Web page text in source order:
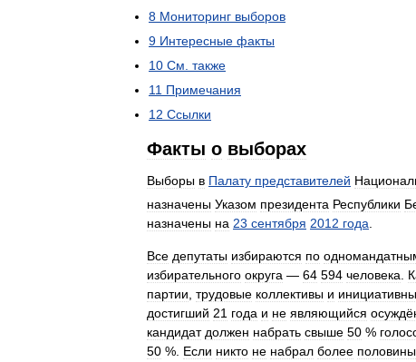
8 Мониторинг выборов
9 Интересные факты
10 См также
11 Примечания
12 Ссылки
Факты о выборах
Выборы в Палату представителей
назначены Указом президента Республики
назначены на 23 сентября 2012 года.
Все депутаты избираются по
избирательного округа — 64 594 человека.
партии, трудовые коллективы и
достигший 21 года и не являющийся
кандидат должен набрать свыше 50 %
50 %. Если никто не набрал более половины